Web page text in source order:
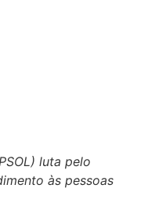
luta pelo
às pessoas